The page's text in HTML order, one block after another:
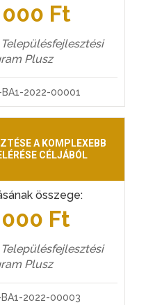
Ft
Plusz
BA1-2022-00001
A KOMPLEXEBB
CÉLJÁBÓL
összege:
Ft
Plusz
BA1-2022-00003